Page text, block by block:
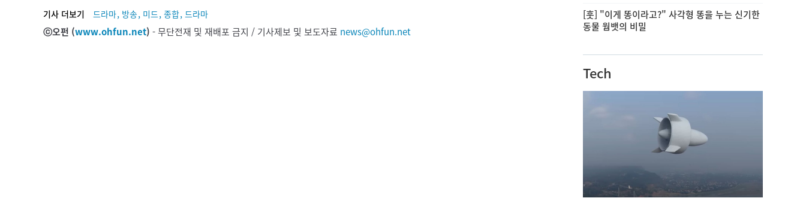
기사 더보기 드라마, 방송, 미드, 종합, 드라마
ⓒ오펀 (www.ohfun.net) - 무단전재 및 재배포 금지 / 기사제보 및 보도자료 news@ohfun.net
[훗] "이게 똥이라고?" 사각형 똥을 누는 신기한
동물 웜뱃의 비밀
Tech